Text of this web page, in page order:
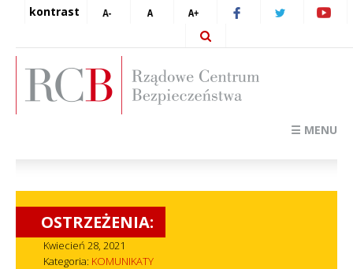
kontrast
☰ MENU
OSTRZEŻENIA:
Kwiecień 28, 2021
Kategoria: KOMUNIKATY